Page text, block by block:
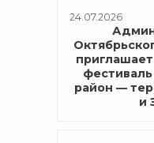
24.07.2026
район —
и